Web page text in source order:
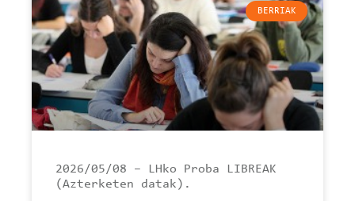
BERRIAK
2026/05/08 – LHko Proba LIBREAK
(Azterketen datak).